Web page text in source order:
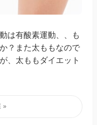
は有酸素運動、、も
？また太ももなので
、太ももダイエット